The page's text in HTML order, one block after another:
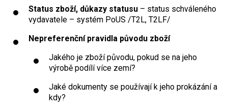
Status zboží, důkazy statusu – status schváleného
vydavatele – systém PoUS /T2L, T2LF/
Nepreferenční pravidla původu zboží
Jakého je zboží původu, pokud se na jeho
výrobě podílí více zemí?
Jaké dokumenty se používají k jeho prokázání a
kdy?